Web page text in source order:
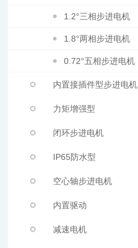
1.2°三相步进电机
1.8°两相步进电机
0.72°五相步进电机
内置接插件型步进电机
力矩增强型
闭环步进电机
IP65防水型
空心轴步进电机
内置驱动
减速电机